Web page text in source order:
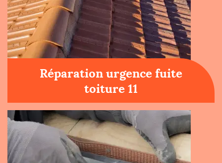
Réparation urgence fuite
toiture 11